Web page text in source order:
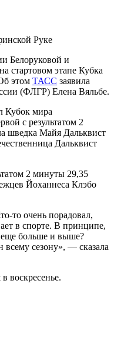
Руке
Белоруковой и
стартовом этапе Кубка
этом ТАСС заявила
(ФЛГР) Елена Вяльбе.
Кубок мира
с результатом 2
шведка Майя Дальквист
Дальквист
2 минуты 29,35
Йоханнеса Клэбо
то очень порадовал,
в спорте. В принципе,
еще больше и выше?
всему сезону», — сказала
воскресенье.